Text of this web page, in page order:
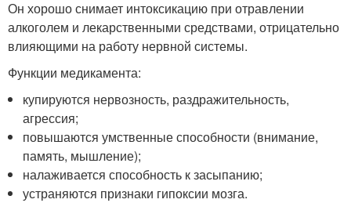
Он хорошо снимает интоксикацию при отравлении
алкоголем и лекарственными средствами, отрицательно
влияющими на работу нервной системы.
Функции медикамента:
купируются нервозность, раздражительность,
агрессия;
повышаются умственные способности (внимание,
память, мышление);
налаживается способность к засыпанию;
устраняются признаки гипоксии мозга.